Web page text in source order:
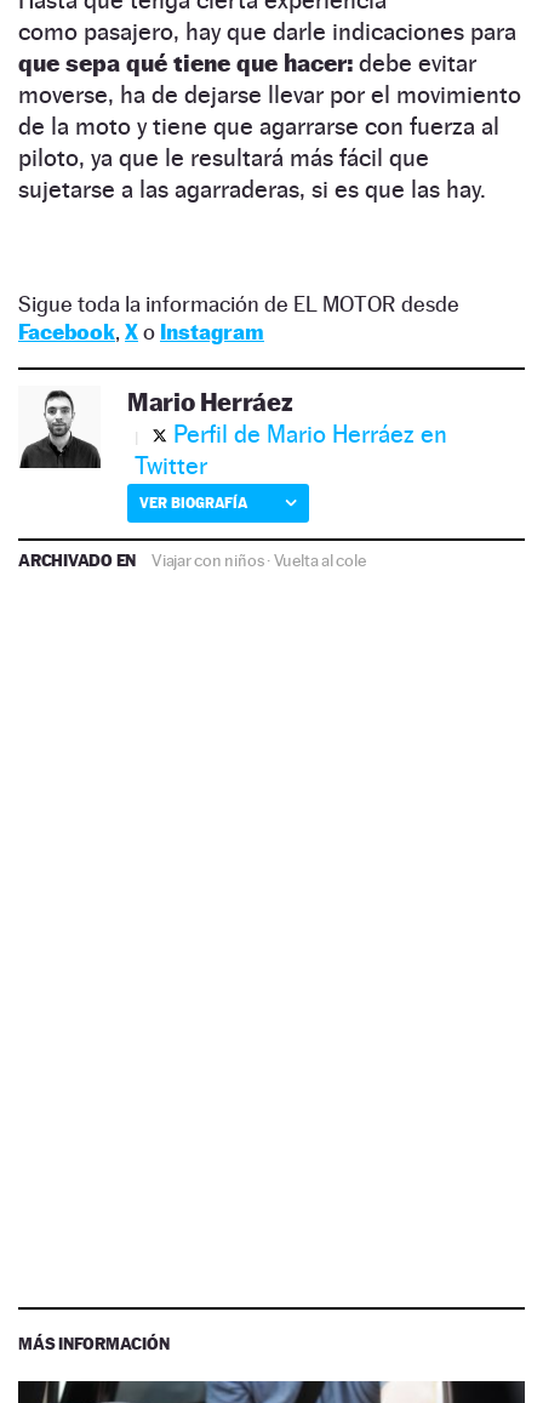
como pasajero, hay que darle indicaciones para
que sepa qué tiene que hacer: debe evitar
moverse, ha de dejarse llevar por el movimiento
de la moto y tiene que agarrarse con fuerza al
piloto, ya que le resultará más fácil que
sujetarse a las agarraderas, si es que las hay.
Sigue toda la información de EL MOTOR desde
Facebook, Xo Instagram
Mario Herráez
Perfil de Mario Herráez en
Twitter
VER BIOGRAFÍA
ARCHIVADO EN Viajar con niños·Vuelta al cole
MÁS INFORMACIÓN